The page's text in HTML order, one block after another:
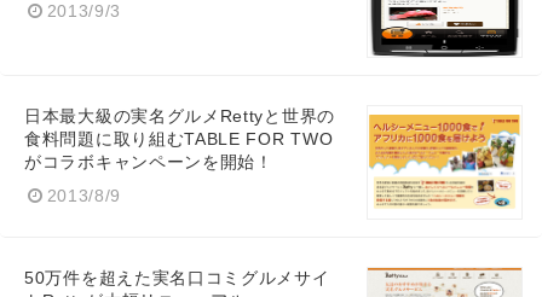
2013/9/3
日本最大級の実名グルメRettyと世界の
食料問題に取り組むTABLE FOR TWO
がコラボキャンペーンを開始！
2013/8/9
50万件を超えた実名口コミグルメサイ